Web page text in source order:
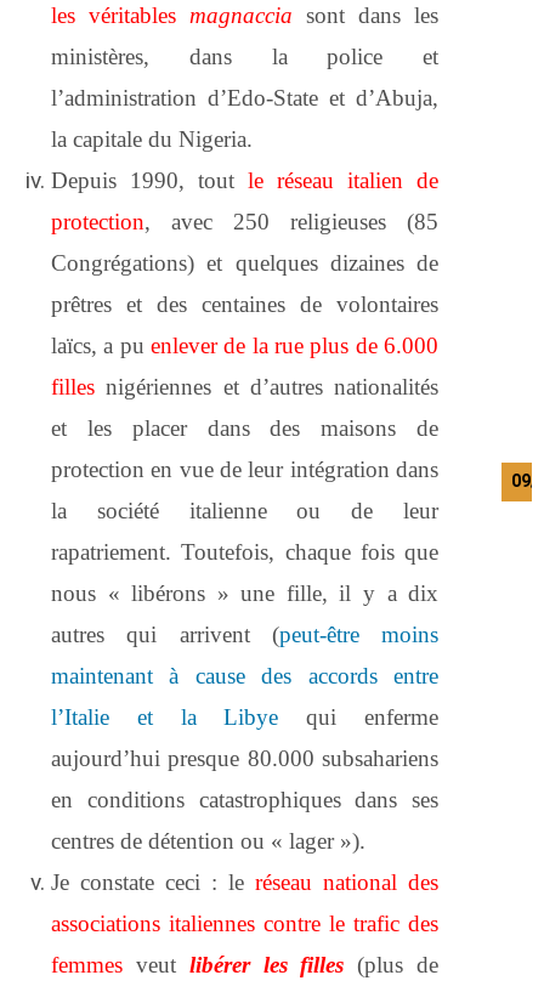
les véritables magnaccia sont dans les
ministères, dans la police et
l’administration d’Edo-State et d’Abuja,
la capitale du Nigeria.
Depuis 1990, toutle réseau italien de
protection, avec 250 religieuses (85
Congrégations) et quelques dizaines de
prêtres et des centaines de volontaires
laïcs, a puenlever de la rue plus de 6.000
filles nigériennes et d’autres nationalités
et les placer dans des maisons de
protection en vue de leur intégration dans
la société italienne ou de leur
rapatriement. Toutefois, chaque fois que
nous « libérons » une fille, il y a dix
autres qui arrivent (peut-être moins
maintenant à cause des accords entre
l’Italie et la Libye qui enferme
aujourd’hui presque 80.000 subsahariens
en conditions catastrophiques dans ses
centres de détention ou « lager »).
Je constate ceci : leréseau national des
associations italiennes contre le trafic des
femmes veut libérer les filles (plus de
09/